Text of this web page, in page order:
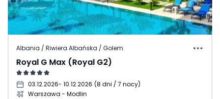
Albania / Riwiera Albańska / Golem
Royal G Max (Royal G2)
03.12.2026- 10.12.2026 (8 dni / 7 nocy)
Warszawa - Modlin